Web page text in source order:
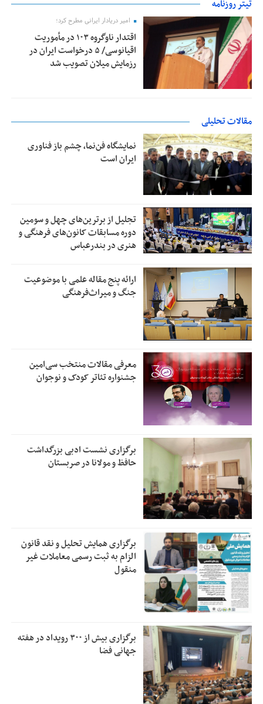
تیتر روزنامه
امیر دریادار ایرانی مطرح کرد؛
اقتدار ناوگروه ۱۰۳ در مأموریت‌
اقیانوسی/ ۵ درخواست ایران در
رزمایش میلان تصویب شد
مقالات تحلیلی
نمایشگاه فن‌نما، چشم باز فناوری
ایران است
تجلیل از بر‌ترین‌های چهل و سومین
دوره مسابقات کانون‌های فرهنگی و
هنری در بندرعباس
ارائه پنج مقاله علمی با موضوعیت
جنگ و میراث‌فرهنگی
معرفی مقالات منتخب سی‌امین
جشنواره تئاتر کودک و نوجوان
برگزاری نشست ادبی بزرگداشت
حافظ و مولانا در صربستان
برگزاری همایش تحلیل و نقد قانون
الزام به ثبت رسمی معاملات غیر
منقول
برگزاری بیش از ۳۰۰ رویداد در هفته
جهانی فضا